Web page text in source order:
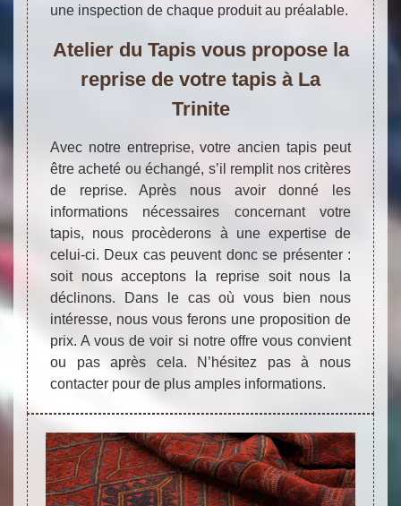
une inspection de chaque produit au préalable.
Atelier du Tapis vous propose la
reprise de votre tapis à La
Trinite
Avec notre entreprise, votre ancien tapis peut
être acheté ou échangé, s’il remplit nos critères
de reprise. Après nous avoir donné les
informations nécessaires concernant votre
tapis, nous procèderons à une expertise de
celui-ci. Deux cas peuvent donc se présenter :
soit nous acceptons la reprise soit nous la
déclinons. Dans le cas où vous bien nous
intéresse, nous vous ferons une proposition de
prix. A vous de voir si notre offre vous convient
ou pas après cela. N’hésitez pas à nous
contacter pour de plus amples informations.